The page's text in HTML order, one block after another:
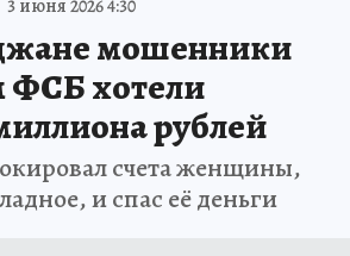
3 июня 2026 4:30
мошенники
ФСБ хотели
рублей
счета женщины,
и спас её деньги